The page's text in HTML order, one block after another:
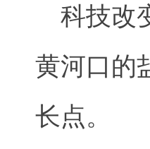
科技改
黄河口的
长点。